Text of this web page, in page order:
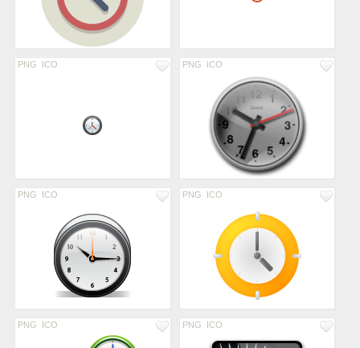
PNG ICO PNG ICO
PNG ICO PNG ICO
PNG ICO PNG ICO